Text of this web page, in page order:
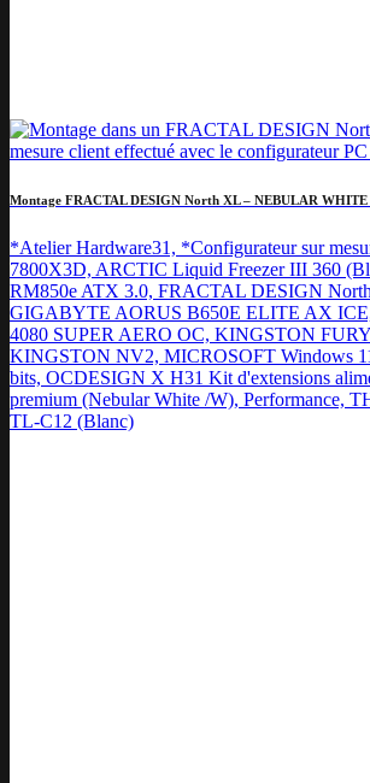
Montage FRACTAL DESIGN North XL – NEBULAR WHITE
*Atelier Hardware31, *Configurateur sur
7800X3D, ARCTIC Liquid Freezer III 360
RM850e ATX 3.0, FRACTAL DESIGN
GIGABYTE AORUS B650E ELITE AX
4080 SUPER AERO OC, KINGSTON
KINGSTON NV2, MICROSOFT Windows
bits, OCDESIGN X H31 Kit d'extensions
premium (Nebular White /W), Performance,
TL-C12 (Blanc)